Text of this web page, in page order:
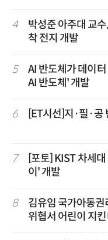
4
박성준 아주대 교
착 전지 개발
5
AI 반도체가 데이
AI 반도체' 개발
6 [ET시선]지·필·공
7
[포토] KIST 차세
이' 개발
8
김유임 국가아동
위협서 어린이 지